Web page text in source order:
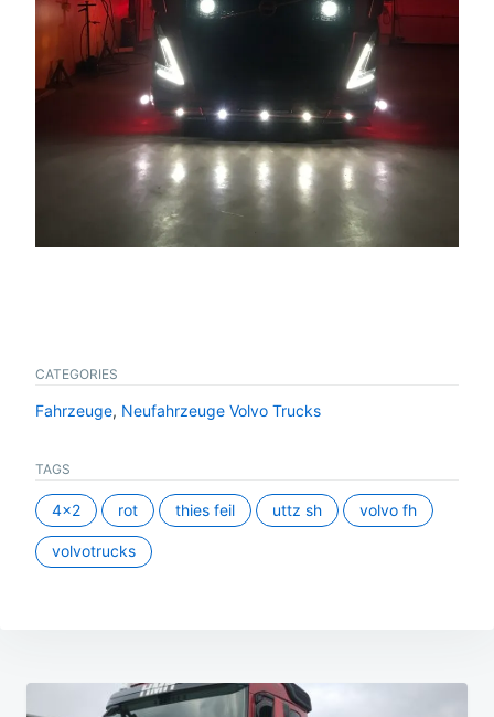
CATEGORIES
Fahrzeuge, Neufahrzeuge Volvo Trucks
TAGS
4x2 rot thies feil uttz sh volvo fh
volvotrucks
Beitragsnavigation